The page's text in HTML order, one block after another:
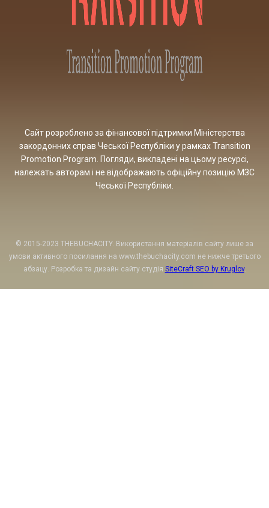
Сайт розроблено за фінансової підтримки Міністерства
закордонних справ Чеської Республіки у рамках Transition
Promotion Program. Погляди, викладені на цьому ресурсі,
належать авторам і не відображають офіційну позицію МЗС
Чеської Республіки.
© 2015-2023 THEBUCHACITY. Використання матеріалів сайту лише за
умови активного посилання на www.thebuchacity.com не нижче третього
абзацу. Розробка та дизайн сайту студія SiteCraft SEO by Kruglov.